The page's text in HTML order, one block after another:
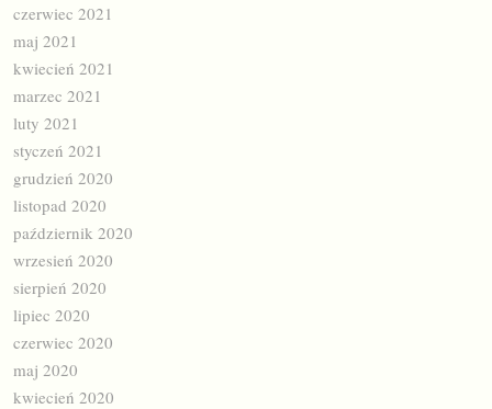
czerwiec 2021
maj 2021
kwiecień 2021
marzec 2021
luty 2021
styczeń 2021
grudzień 2020
listopad 2020
październik 2020
wrzesień 2020
sierpień 2020
lipiec 2020
czerwiec 2020
maj 2020
kwiecień 2020